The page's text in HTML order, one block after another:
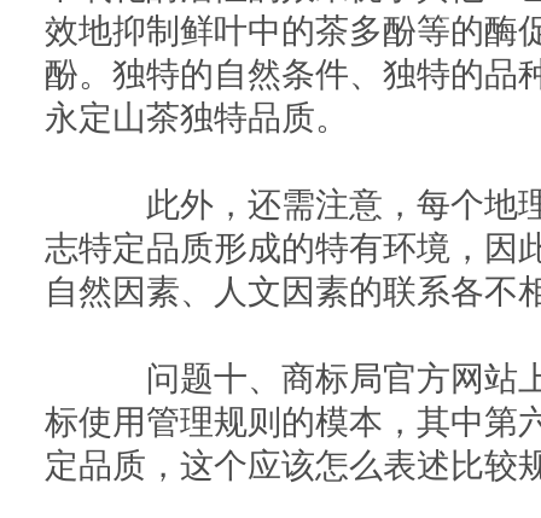
效地抑制鲜叶中的茶多酚等的酶
酚。独特的自然条件、独特的品
永定山茶独特品质。
此外，还需注意，每个地
志特定品质形成的特有环境，因
自然因素、人文因素的联系各不
问题十、商标局官方网站
标使用管理规则的模本，其中第
定品质，这个应该怎么表述比较